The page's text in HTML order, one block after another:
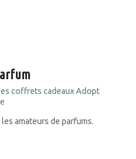
coffrets cadeaux Adopt
amateurs de parfums.